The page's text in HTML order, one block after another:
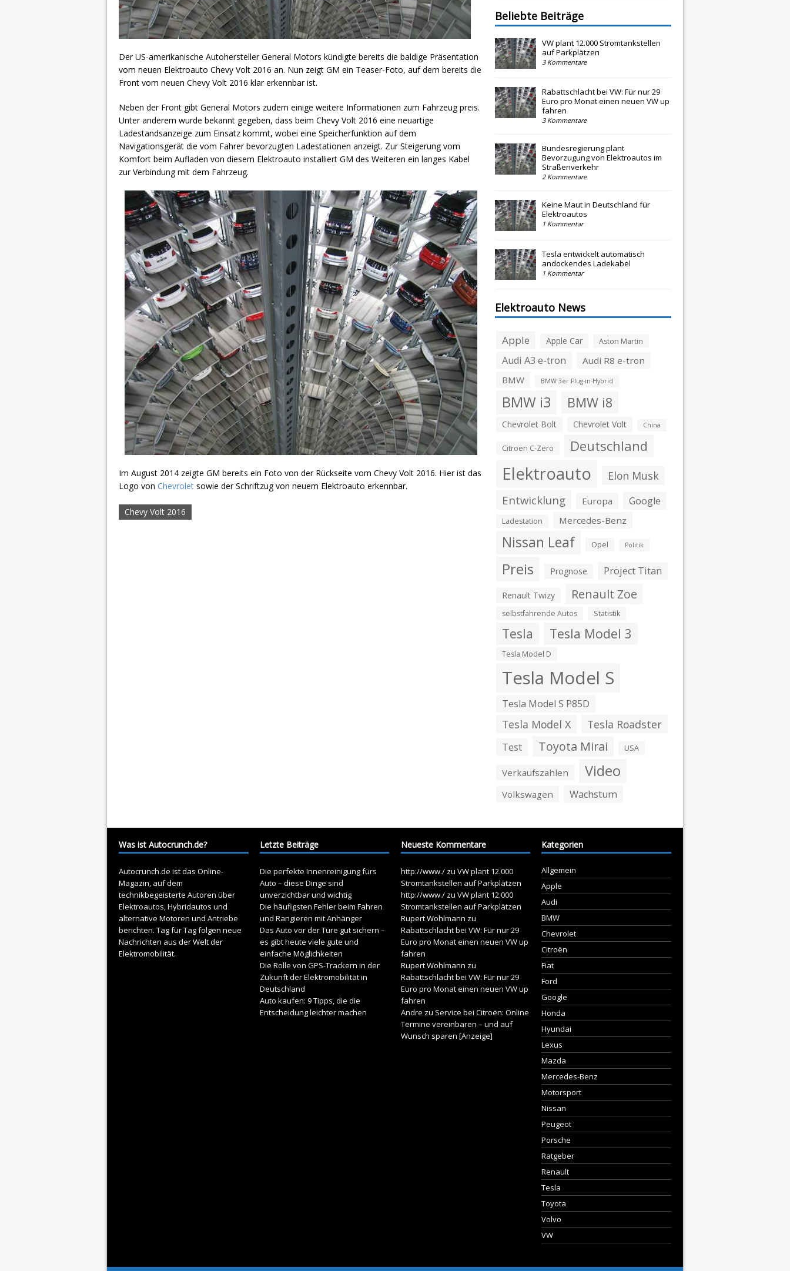
Der US-amerikanische Autohersteller General Motors kündigte bereits die baldige Präsentation
vom neuen Elektroauto Chevy Volt 2016 an. Nun zeigt GM ein Teaser-Foto, auf dem bereits die
Front vom neuen Chevy Volt 2016 klar erkennbar ist.
Neben der Front gibt General Motors zudem einige weitere Informationen zum Fahrzeug preis.
Unter anderem wurde bekannt gegeben, dass beim Chevy Volt 2016 eine neuartige
Ladestandsanzeige zum Einsatz kommt, wobei eine Speicherfunktion auf dem
Navigationsgerät die vom Fahrer bevorzugten Ladestationen anzeigt. Zur Steigerung vom
Komfort beim Aufladen von diesem Elektroauto installiert GM des Weiteren ein langes Kabel
zur Verbindung mit dem Fahrzeug.
Im August 2014 zeigte GM bereits ein Foto von der Rückseite vom Chevy Volt 2016. Hier ist das
Logo von Chevrolet sowie der Schriftzug von neuem Elektroauto erkennbar.
Chevy Volt 2016
Beliebte Beiträge
VW plant 12.000 Stromtankstellen
auf Parkplätzen
3 Kommentare
Rabattschlacht bei VW: Für nur 29
Euro pro Monat einen neuen VW up
fahren
3 Kommentare
Bundesregierung plant
Bevorzugung von Elektroautos im
Straßenverkehr
2 Kommentare
Keine Maut in Deutschland für
Elektroautos
1 Kommentar
Tesla entwickelt automatisch
andockendes Ladekabel
1 Kommentar
Elektroauto News
Apple Apple Car Aston Martin
Audi A3 e-tron
Audi R8 e-tron
BMW
BMW 3er Plug-in-Hybrid
BMW i3 BMW i8
Chevrolet Bolt Chevrolet Volt China
Citroën C-Zero Deutschland
Elektroauto Elon Musk
Entwicklung Europa Google
Ladestation Mercedes-Benz
Nissan Leaf Opel Politik
Preis Prognose Project Titan
Renault Twizy Renault Zoe
selbstfahrende Autos Statistik
Tesla Tesla Model 3
Tesla Model D
Tesla Model S
Tesla Model S P85D
Tesla Model X Tesla Roadster
Test Toyota Mirai USA
Verkaufszahlen Video
Volkswagen Wachstum
Was ist Autocrunch.de?
Autocrunch.de ist das Online-
Magazin, auf dem
technikbegeisterte Autoren über
Elektroautos, Hybridautos und
alternative Motoren und Antriebe
berichten. Tag für Tag folgen neue
Nachrichten aus der Welt der
Elektromobilität.
Letzte Beiträge
Die perfekte Innenreinigung fürs
Auto – diese Dinge sind
unverzichtbar und wichtig
Die häufigsten Fehler beim Fahren
und Rangieren mit Anhänger
Das Auto vor der Türe gut sichern –
es gibt heute viele gute und
einfache Möglichkeiten
Die Rolle von GPS-Trackern in der
Zukunft der Elektromobilität in
Deutschland
Auto kaufen: 9 Tipps, die die
Entscheidung leichter machen
Neueste Kommentare
http://www./zu VW plant 12.000
Stromtankstellen auf Parkplätzen
http://www./zu VW plant 12.000
Stromtankstellen auf Parkplätzen
Rupert Wohlmann zu
Rabattschlacht bei VW: Für nur 29
Euro pro Monat einen neuen VW up
fahren
Rupert Wohlmann zu
Rabattschlacht bei VW: Für nur 29
Euro pro Monat einen neuen VW up
fahren
Andre zu Service bei Citroën: Online
Termine vereinbaren – und auf
Wunsch sparen [Anzeige]
Kategorien
Allgemein
Apple
Audi
BMW
Chevrolet
Citroën
Fiat
Ford
Google
Honda
Hyundai
Lexus
Mazda
Mercedes-Benz
Motorsport
Nissan
Peugeot
Porsche
Ratgeber
Renault
Tesla
Toyota
Volvo
VW